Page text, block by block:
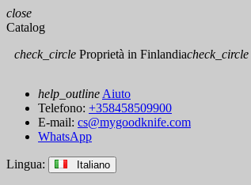
close
Catalog
check_circle Proprietà in Finlandiacheck_circle
help_outline Aiuto
Telefono: +358458509900
E-mail: cs@mygoodknife.com
WhatsApp
Lingua: Italiano